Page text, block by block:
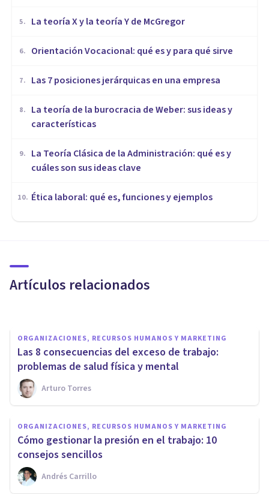
5. La teoría X y la teoría Y de McGregor
6. Orientación Vocacional: qué es y para qué sirve
7. Las 7 posiciones jerárquicas en una empresa
8.
La teoría de la burocracia de Weber: sus ideas y
características
9.
La Teoría Clásica de la Administración: qué es y
cuáles son sus ideas clave
10. Ética laboral: qué es, funciones y ejemplos
Artículos relacionados
Burnout (Síndrome del
tomar medidas
ORGANIZACIONES, RECURSOS HUMANOS Y MARKETING
Las 8 consecuencias del exceso de trabajo:
problemas de salud física y mental
Arturo Torres
ORGANIZACIONES, RECURSOS HUMANOS Y MARKETING
Cómo gestionar la presión en el trabajo: 10
consejos sencillos
Andrés Carrillo
ORGANIZACIONES, RECURSOS HUMANOS Y MARKETING
Programas de Ayuda al
Empleado: qué son y qué
servicios ofrecen
Tomás Santa Cecilia